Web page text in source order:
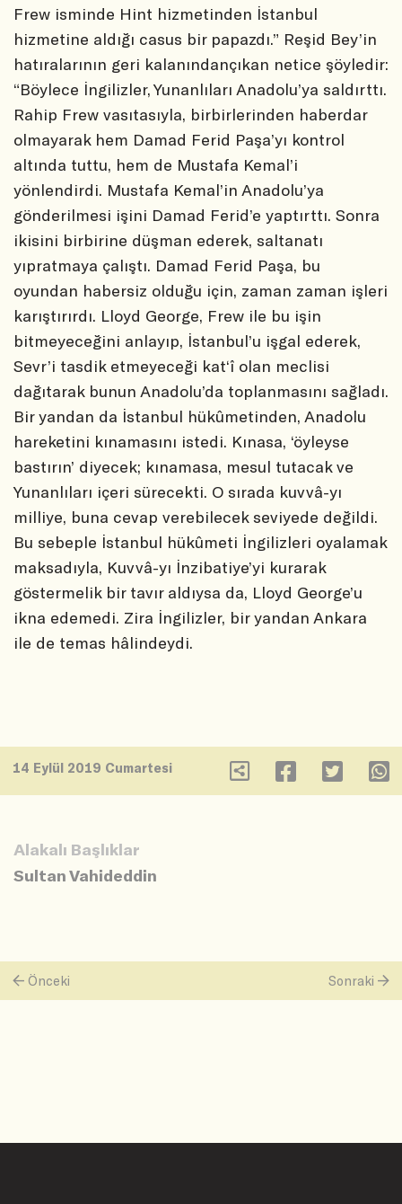
Frew isminde Hint hizmetinden İstanbul
hizmetine aldığı casus bir papazdı.” Reşid Bey’in
hatıralarının geri kalanındançıkan netice şöyledir:
“Böylece İngilizler, Yunanlıları Anadolu’ya saldırttı.
Rahip Frew vasıtasıyla, birbirlerinden haberdar
olmayarak hem Damad Ferid Paşa’yı kontrol
altında tuttu, hem de Mustafa Kemal’i
yönlendirdi. Mustafa Kemal’in Anadolu’ya
gönderilmesi işini Damad Ferid’e yaptırttı. Sonra
ikisini birbirine düşman ederek, saltanatı
yıpratmaya çalıştı. Damad Ferid Paşa, bu
oyundan habersiz olduğu için, zaman zaman işleri
karıştırırdı. Lloyd George, Frew ile bu işin
bitmeyeceğini anlayıp, İstanbul’u işgal ederek,
Sevr’i tasdik etmeyeceği kat‘î olan meclisi
dağıtarak bunun Anadolu’da toplanmasını sağladı.
Bir yandan da İstanbul hükûmetinden, Anadolu
hareketini kınamasını istedi. Kınasa, ‘öyleyse
bastırın’ diyecek; kınamasa, mesul tutacak ve
Yunanlıları içeri sürecekti. O sırada kuvvâ-yı
milliye, buna cevap verebilecek seviyede değildi.
Bu sebeple İstanbul hükûmeti İngilizleri oyalamak
maksadıyla, Kuvvâ-yı İnzibatiye’yi kurarak
göstermelik bir tavır aldıysa da, Lloyd George’u
ikna edemedi. Zira İngilizler, bir yandan Ankara
ile de temas hâlindeydi.
14 Eylül 2019 Cumartesi
Alakalı Başlıklar
Sultan Vahideddin
Önceki Sonraki